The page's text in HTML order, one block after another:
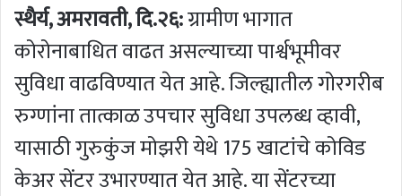
स्थैर्य, अमरावती, दि.२६:ग्रामीण भागात
कोरोनाबाधित वाढत असल्याच्या पार्श्वभूमीवर
सुविधा वाढविण्यात येत आहे. जिल्ह्यातील गोरगरीब
रुग्णांना तात्काळ उपचार सुविधा उपलब्ध व्हावी,
यासाठी गुरुकुंज मोझरी येथे 175 खाटांचे कोविड
केअर सेंटर उभारण्यात येत आहे. या सेंटरच्या